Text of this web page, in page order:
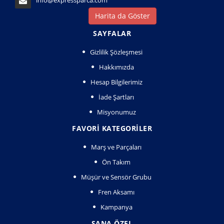
Harita da Göster
SAYFALAR
Gizlilik Şözleşmesi
Hakkımızda
Hesap Bilgilerimiz
İade Şartları
Misyonumuz
FAVORI KATEGORILER
Marş ve Parçaları
Ön Takım
Müşür ve Sensör Grubu
Fren Aksamı
Kampanya